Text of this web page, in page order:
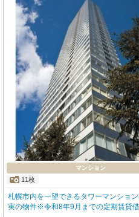
マンション
11枚
札幌市内を一望できるタワーマンショ
実の物件※令和8年9月までの定期賃貸